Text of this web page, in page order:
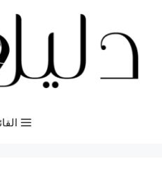
المحتوى